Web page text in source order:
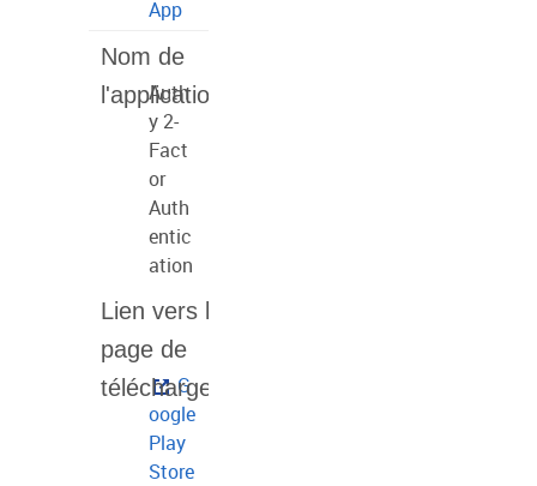
App
Auth
y 2-
Fact
or
Auth
entic
ation
G
oogle
Play
Store